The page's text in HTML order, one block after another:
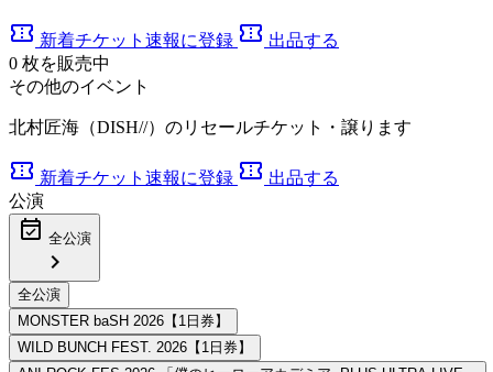
confirmation_number 新着チケット速報に登録 confirmation_number 出品する
0 枚を販売中
その他のイベント
北村匠海（DISH//）のリセールチケット・譲ります
confirmation_number 新着チケット速報に登録 confirmation_number 出品する
公演
event_available 全公演
chevron_right